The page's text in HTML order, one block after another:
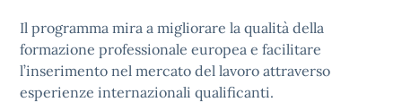
Il programma mira a migliorare la qualità della
formazione professionale europea e facilitare
l’inserimento nel mercato del lavoro attraverso
esperienze internazionali qualificanti.